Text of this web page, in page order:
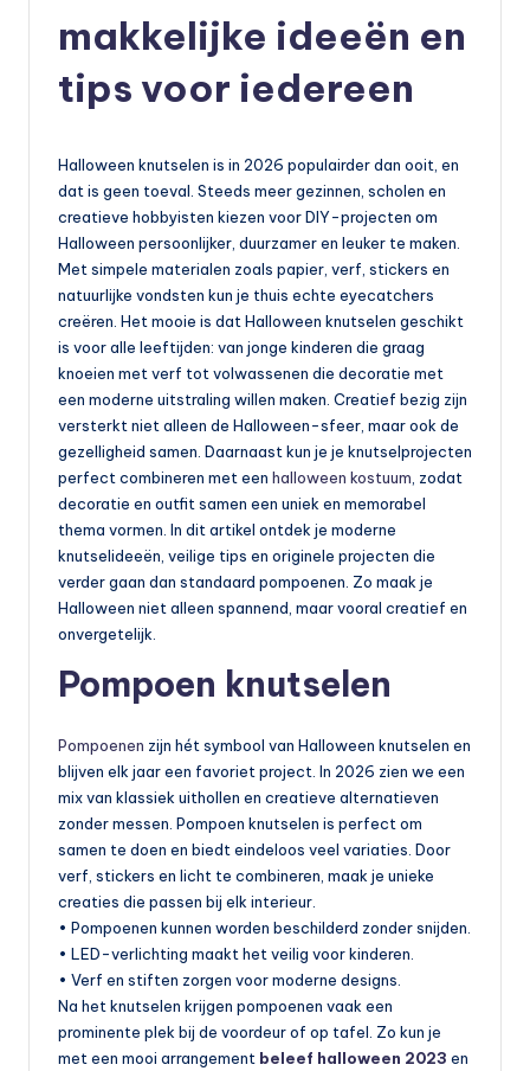
makkelijke ideeën en
tips voor iedereen
Halloween knutselen is in 2026 populairder dan ooit, en
dat is geen toeval. Steeds meer gezinnen, scholen en
creatieve hobbyisten kiezen voor DIY-projecten om
Halloween persoonlijker, duurzamer en leuker te maken.
Met simpele materialen zoals papier, verf, stickers en
natuurlijke vondsten kun je thuis echte eyecatchers
creëren. Het mooie is dat Halloween knutselen geschikt
is voor alle leeftijden: van jonge kinderen die graag
knoeien met verf tot volwassenen die decoratie met
een moderne uitstraling willen maken. Creatief bezig zijn
versterkt niet alleen de Halloween-sfeer, maar ook de
gezelligheid samen. Daarnaast kun je je knutselprojecten
perfect combineren met een halloween kostuum , zodat
decoratie en outfit samen een uniek en memorabel
thema vormen. In dit artikel ontdek je moderne
knutselideeën, veilige tips en originele projecten die
verder gaan dan standaard pompoenen. Zo maak je
Halloween niet alleen spannend, maar vooral creatief en
onvergetelijk.
Pompoen knutselen
Pompoenen zijn hét symbool van Halloween knutselen en
blijven elk jaar een favoriet project. In 2026 zien we een
mix van klassiek uithollen en creatieve alternatieven
zonder messen. Pompoen knutselen is perfect om
samen te doen en biedt eindeloos veel variaties. Door
verf, stickers en licht te combineren, maak je unieke
creaties die passen bij elk interieur.
• Pompoenen kunnen worden beschilderd zonder snijden.
• LED-verlichting maakt het veilig voor kinderen.
• Verf en stiften zorgen voor moderne designs.
Na het knutselen krijgen pompoenen vaak een
prominente plek bij de voordeur of op tafel. Zo kun je
met een mooi arrangement beleef halloween 2023 en